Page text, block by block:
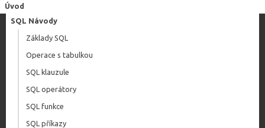
Úvod
SQL Návody
Základy SQL
Operace s tabulkou
SQL klauzule
SQL operátory
SQL funkce
SQL příkazy